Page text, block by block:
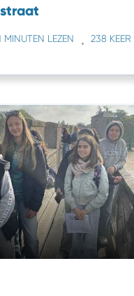
MINUTEN LEZEN
238 KEER